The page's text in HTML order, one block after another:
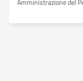
Amministrazione del